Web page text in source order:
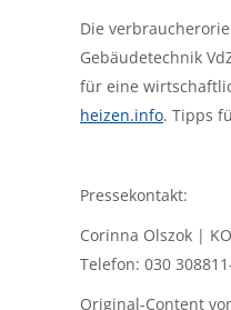
Die
Gebäudetechnik
für eine
heizen.info. Tipps
Pressekontakt:
Corinna Olszok |
Telefon: 030
Original-Content